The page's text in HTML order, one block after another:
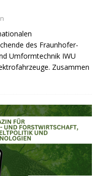
des Fraunhofer-
Umformtechnik IWU
Zusammen